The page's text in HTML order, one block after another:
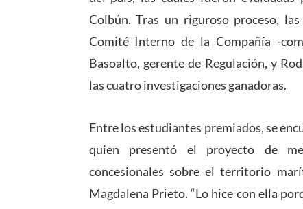
Colbún. Tras un riguroso proceso,
Comité Interno de la Compañía -
Basoalto, gerente de Regulación, y
las cuatro investigaciones ganadoras.
Entre los estudiantes premiados, se
quien presentó el proyecto de
concesionales sobre el territorio
Magdalena Prieto. “Lo hice con ella